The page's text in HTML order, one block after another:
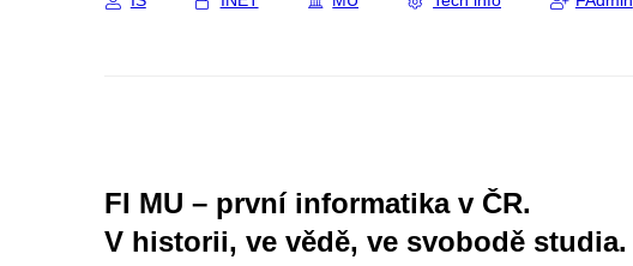
FI MU – první informatika v ČR.
V historii, ve vědě, ve svobodě studia.